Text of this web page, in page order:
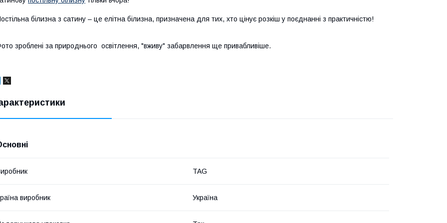
білизна з сатину – це елітна білизна, призначена для тих, хто цінує розкіш у поєднанні з практичністю!
зроблені за природнього освітлення, "вживу" забарвлення ще привабливіше.
TAG
виробник Україна